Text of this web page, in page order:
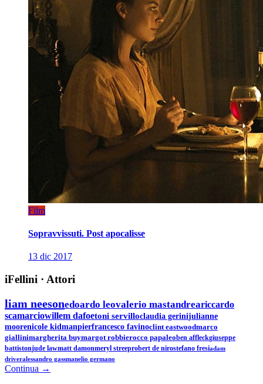
Film
Sopravvissuti. Post apocalisse
13 dic 2017
iFellini · Attori
liam neesonedoardo leovalerio mastandreariccardo
scamarciowillem dafoetoni servilloclaudia gerinijulianne
moorenicole kidmanpierfrancesco favinoclint eastwoodmarco
giallinimargherita buymargot robbierocco papaleoben affleckgiuseppe
battistonjude lawmatt damonmeryl streeprobert de nirostefano fresiadam
driveralessandro gassmanelio germano
Continua →